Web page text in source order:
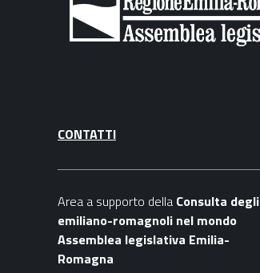
CONTATTI
Area a supporto della Consulta degli
emiliano-romagnoli nel mondo
Assemblea legislativa Emilia-
Romagna